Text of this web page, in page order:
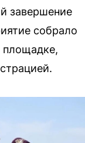
завершение
собрало
площадке,